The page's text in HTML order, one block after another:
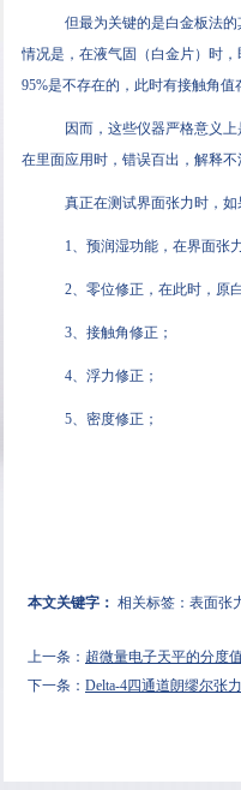
但最为关键的是白金板法的其
情况是，在液气固（白金片）时
95%是不存在的，此时有接触角值
因而，这些仪器严格意义上
在里面应用时，错误百出，解释不
真正在测试界面张力时，如
1、预润湿功能，在界面张力
2、零位修正，在此时
3、接触角修正；
4、浮力修正；
5、密度修正；
本文关键字： 相关标签： 表面张
上一条： 超微量电子天平的分度值
下一条： Delta-4四通道朗缪尔张力